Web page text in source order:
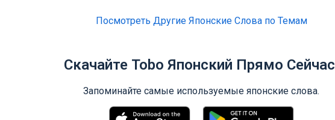
Посмотреть Другие Японские Слова по Темам
Скачайте Tobo Японский Прямо
Запоминайте самые используемые японские слова.